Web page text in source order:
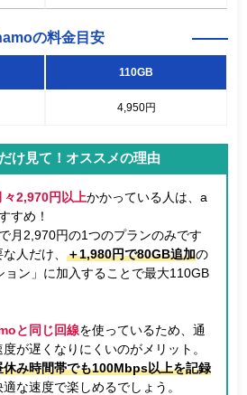
の料金目安
110GB
4,950円
け見て！オススメの理由
々2,970円以上かかっている人は、a
すめ！
月2,970円の1つのプランのみです
な人だけ、＋1,980円で80GB追加の
ョン」に加入することで最大110GB
と同じ回線を使っているため、通
が遅くなりにくいのがメリット。
休み時間帯でも100Mbps以上を記録
な速度で楽しめるでしょう。